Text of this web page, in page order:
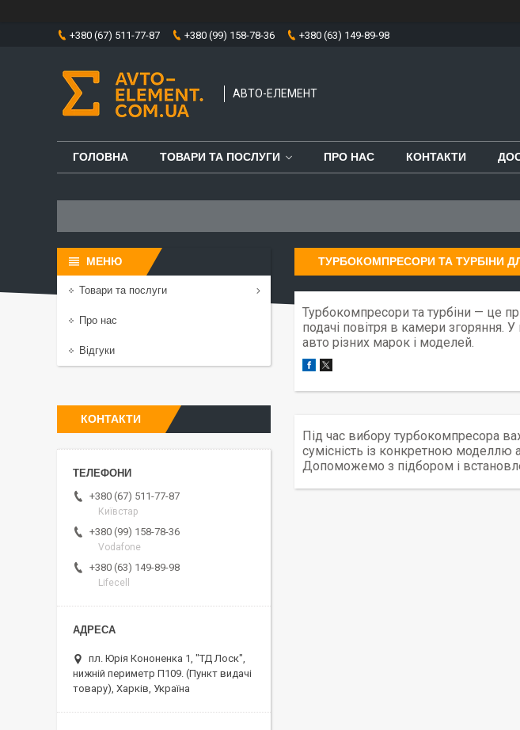
+380 (67) 511-77-87 +380 (99) 158-78-36 +380 (63) 149-89-98
АВТО-ЕЛЕМЕНТ
ГОЛОВНА ТОВАРИ ТА ПОСЛУГИ ПРО НАС КОНТАКТИ
ТУРБОКОМПРЕСОРИ ТА ТУРБІНИ
Турбокомпресори та турбіни — це
подачі повітря в камери згоряння.
авто різних марок і моделей.
Під час вибору турбокомпресора
сумісність із конкретною моделлю
Допоможемо з підбором і
Товари та послуги
Про нас
Відгуки
КОНТАКТИ
+380 (67) 511-77-87
Київстар
+380 (99) 158-78-36
Vodafone
+380 (63) 149-89-98
Lifecell
пл. Юрія Кононенка 1, "ТД Лоск",
нижній периметр П109. (Пункт видачі
товару), Харків, Україна